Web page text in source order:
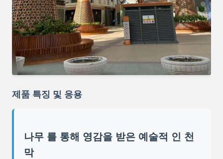
제품 특징 및 응용
나무 를 통해 영감을 받은 예술적 인 천
막